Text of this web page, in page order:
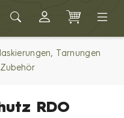
Tarnungen
RDO